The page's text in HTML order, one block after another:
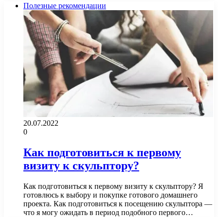
Полезные рекомендации
20.07.2022
0
Как подготовиться к первому
визиту к скульптору?
Как подготовиться к первому визиту к скульптору? Я
готовлюсь к выбору и покупке готового домашнего
проекта. Как подготовиться к посещению скульптора —
что я могу ожидать в период подобного первого…